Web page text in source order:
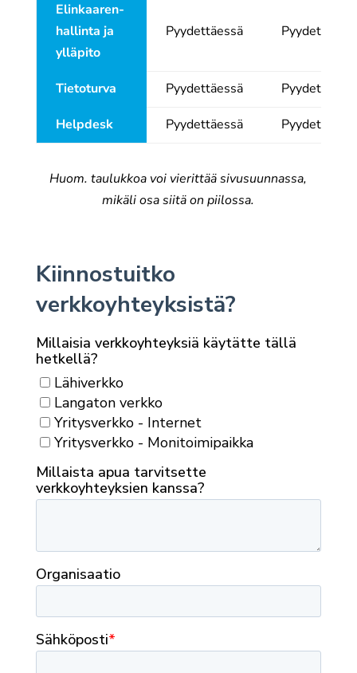
Elin­kaaren­
hallinta ja
yllä­pito
Pyydettäessä
Tieto­turva Pyydettäessä
Help­desk Pyydettäessä
Huom. taulukkoa voi vierittää sivusuunnassa,
mikäli osa siitä on piilossa.